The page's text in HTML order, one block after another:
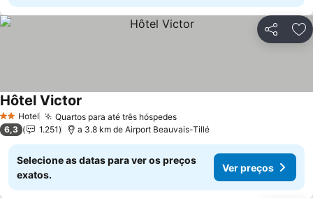
Partilhar
2 Estrelas
Hotel Quartos para até três hóspedes
Hôtel Victor
6,3 1.251 a 3.8 km de Airport Beauvais-Tillé
Selecione as datas para ver os preços
exatos.
Ver preços